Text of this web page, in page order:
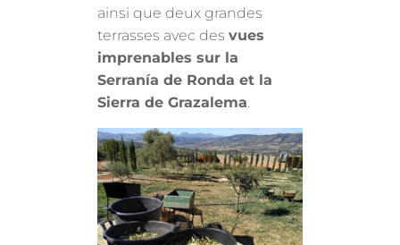
ainsi que deux grandes
terrasses avec desvues
imprenables sur la
Serranía de Ronda et la
Sierra de Grazalema.